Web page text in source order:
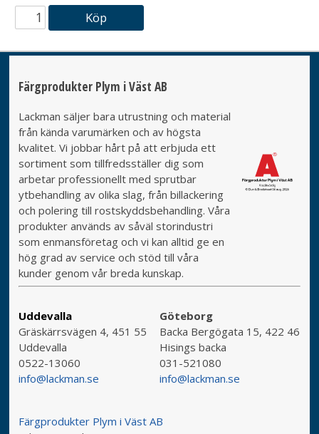
Köp
Färgprodukter Plym i Väst AB
Lackman säljer bara utrustning och material
från kända varumärken och av högsta
kvalitet. Vi jobbar hårt på att erbjuda ett
sortiment som tillfredsställer dig som
arbetar professionellt med sprutbar
ytbehandling av olika slag, från billackering
och polering till rostskyddsbehandling. Våra
produkter används av såväl storindustri
som enmansföretag och vi kan alltid ge en
hög grad av service och stöd till våra
kunder genom vår breda kunskap.
Uddevalla
Gräskärrsvägen 4, 451 55
Uddevalla
0522-13060
info@lackman.se
Göteborg
Backa Bergögata 15, 422 46
Hisings backa
031-521080
info@lackman.se
Färgprodukter Plym i Väst AB